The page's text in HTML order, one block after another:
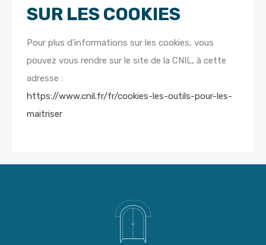
SUR LES COOKIES
Pour plus d’informations sur les cookies, vous
pouvez vous rendre sur le site de la CNIL, à cette
adresse :
https://www.cnil.fr/fr/cookies-les-outils-pour-les-
maitriser